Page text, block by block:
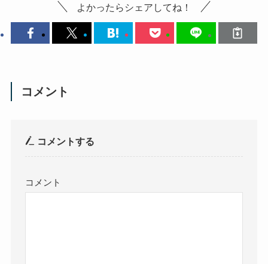
よかったらシェアしてね！
コメント
コメントする
コメント